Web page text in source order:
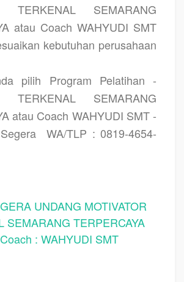
TERKENAL SEMARANG
atau Coach WAHYUDI SMT
kebutuhan perusahaan
pilih Program Pelatihan -
TERKENAL SEMARANG
atau Coach WAHYUDI SMT -
WA/TLP : 0819-4654-
UNDANG MOTIVATOR
SEMARANG TERPERCAYA
: WAHYUDI SMT